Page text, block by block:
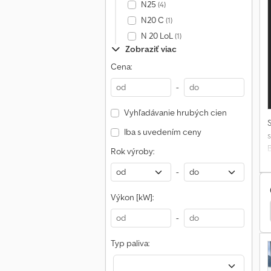
N25 (4)
N20 C (1)
N 20 LoL(1)
Zobraziť viac
Cena:
-
Vyhľadávanie hrubých cien
Iba s uvedením ceny
Rok výroby:
-
Výkon [kW]:
-
Typ paliva:
Linde H25T Linde H50D